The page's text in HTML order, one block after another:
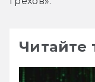
Читайте